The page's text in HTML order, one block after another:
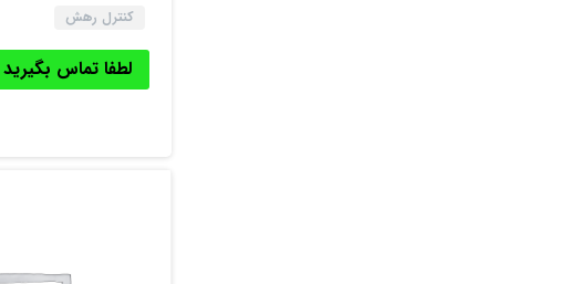
کنترل رهش
لطفا تماس بگیرید